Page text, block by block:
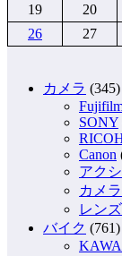
19
20
26
27
カメラ (345)
SONY
Canon
アク
カメ
レン
バイク (761)